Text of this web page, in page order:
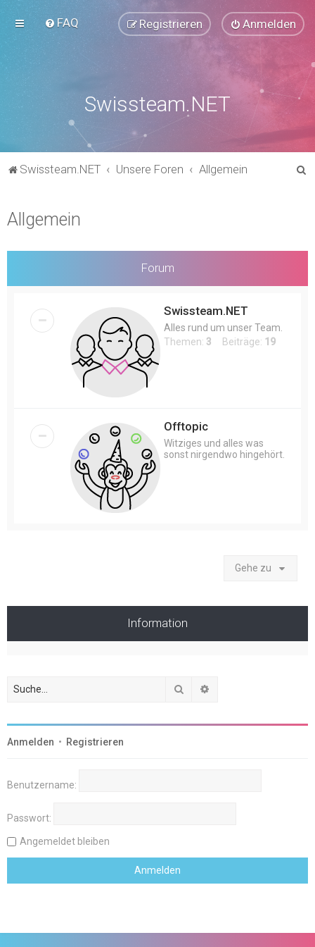
FAQ Anmelden
Registrieren
Swissteam.NET
Swissteam.NET Unsere Foren Allgemein
e
Allgemein
Forum
Swissteam.NET
Alles rund um unser Team.
Themen: 3 Beiträge: 19
Offtopic
Witziges und alles was
sonst nirgendwo hingehört.
Gehe zu
Information
Suche
Anmelden • Registrieren
Benutzername:
Passwort:
Angemeldet bleiben